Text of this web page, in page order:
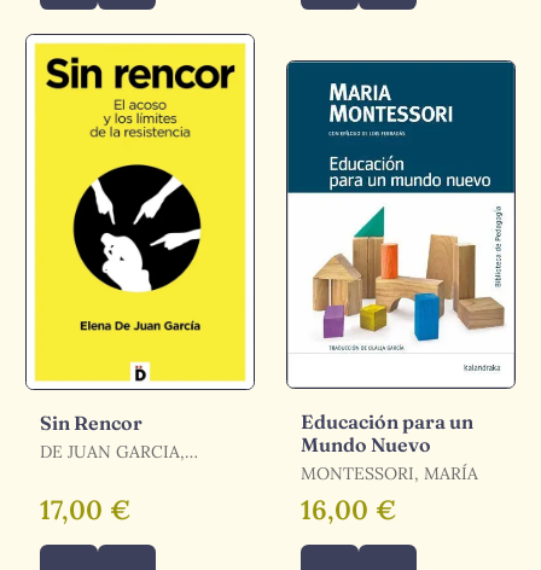
Sin Rencor
DE JUAN GARCIA,
17,00 €
Educación para un
Mundo Nuevo
MONTESSORI, MARÍA
16,00 €